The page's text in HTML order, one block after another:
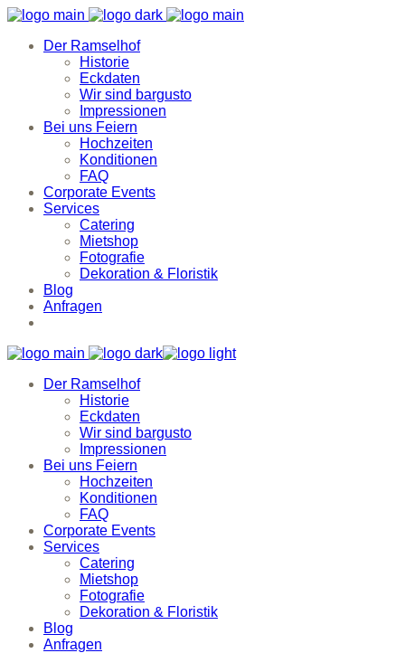
Der Ramselhof
Historie
Eckdaten
Wir sind bargusto
Impressionen
Bei uns Feiern
Hochzeiten
Konditionen
FAQ
Corporate Events
Services
Catering
Mietshop
Fotografie
Dekoration & Floristik
Blog
Anfragen
Der Ramselhof
Historie
Eckdaten
Wir sind bargusto
Impressionen
Bei uns Feiern
Hochzeiten
Konditionen
FAQ
Corporate Events
Services
Catering
Mietshop
Fotografie
Dekoration & Floristik
Blog
Anfragen